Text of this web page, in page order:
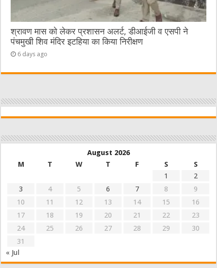
श्रावण मास को लेकर प्रशासन अलर्ट, डीआईजी व एसपी ने
पंचमुखी शिव मंदिर इटहिया का किया निरीक्षण
6 days ago
August 2026
M
T W T F S
S
1
2
3
4 5 6 7 8
9
10
11 12 13 14 15
16
17
18 19 20 21 22
23
24
25 26 27 28 29
30
31
« Jul